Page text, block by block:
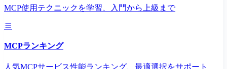
MCP使用テクニックを学習、入門から上級まで
MCPランキング
人気MCPサービス性能ランキング、最適選択をサポート